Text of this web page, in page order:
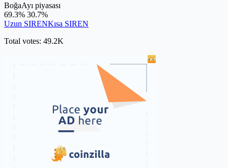
BoğaAyı piyasası
69.3% 30.7%
Uzun SIRENKısa SIREN
Total votes: 49.2K